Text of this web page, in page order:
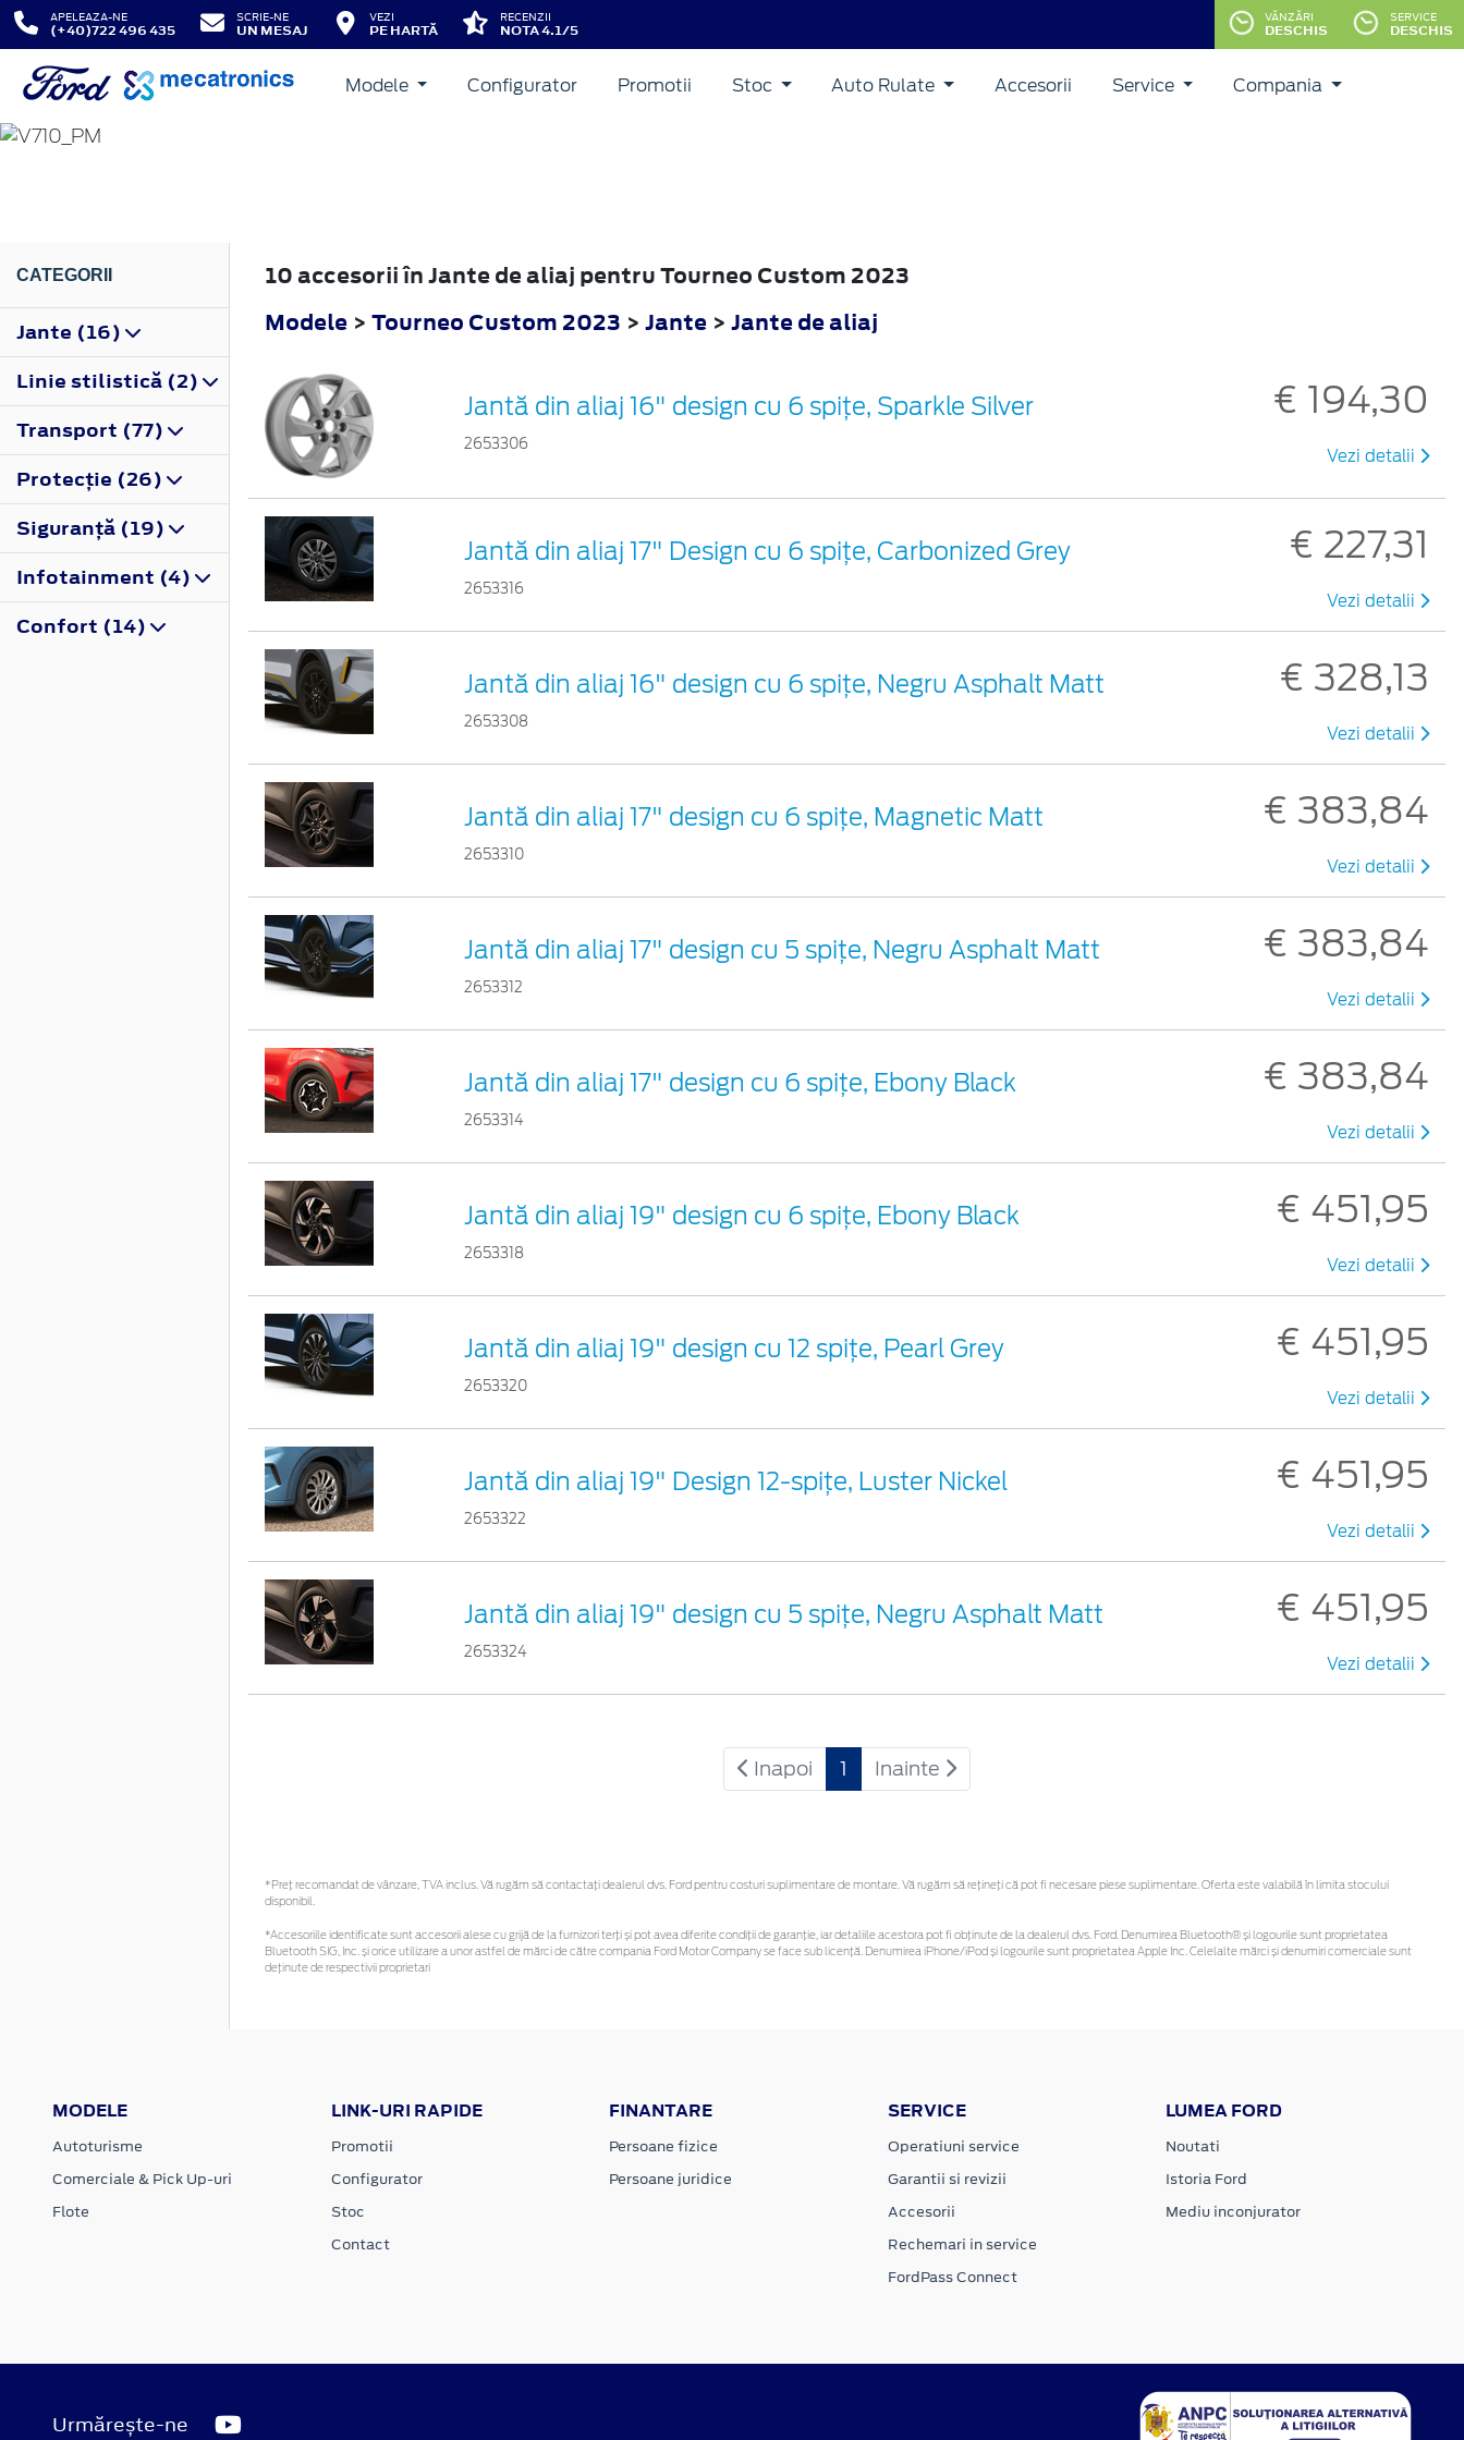
APELEAZA-NE
(+40)722 496 435
SCRIE-NE
UN MESAJ
VEZI
PE HARTĂ
RECENZII
NOTA 4.1/5
VĂNZĂRI
DESCHIS
SERVICE
DESCHIS
Modele Configurator Promotii Stoc Auto Rulate Accesorii Service Compania
TOURNEO CUSTOM
CATEGORII
Jante (16)
Linie stilistică (2)
Transport (77)
Protecţie (26)
Siguranţă (19)
Infotainment (4)
Confort (14)
10 accesorii în Jante de aliaj pentru Tourneo Custom 2023
Modele > Tourneo Custom 2023 > Jante > Jante de aliaj
Jantă din aliaj 16" design cu 6 spițe, Sparkle Silver
2653306
€ 194,30
Vezi detalii
Jantă din aliaj 17" Design cu 6 spițe, Carbonized Grey
2653316
€ 227,31
Vezi detalii
Jantă din aliaj 16" design cu 6 spițe, Negru Asphalt Matt
2653308
€ 328,13
Vezi detalii
Jantă din aliaj 17" design cu 6 spiţe, Magnetic Matt
2653310
€ 383,84
Vezi detalii
Jantă din aliaj 17" design cu 5 spițe, Negru Asphalt Matt
2653312
€ 383,84
Vezi detalii
Jantă din aliaj 17" design cu 6 spițe, Ebony Black
2653314
€ 383,84
Vezi detalii
Jantă din aliaj 19" design cu 6 spițe, Ebony Black
2653318
€ 451,95
Vezi detalii
Jantă din aliaj 19" design cu 12 spițe, Pearl Grey
2653320
€ 451,95
Vezi detalii
Jantă din aliaj 19" Design 12-spiţe, Luster Nickel
2653322
€ 451,95
Vezi detalii
Jantă din aliaj 19" design cu 5 spițe, Negru Asphalt Matt
2653324
€ 451,95
Vezi detalii
Inapoi 1 Inainte
*Preţ recomandat de vânzare, TVA inclus. Vă rugăm să contactaţi dealerul dvs. Ford pentru costuri suplimentare de montare. Vă rugăm să rețineți că pot fi necesare piese suplimentare. Oferta este valabilă în limita stocului
disponibil.
*Accesoriile identificate sunt accesorii alese cu grijă de la furnizori terți și pot avea diferite condiții de garanție, iar detaliile acestora pot fi obținute de la dealerul dvs. Ford. Denumirea Bluetooth® și logourile sunt proprietatea
Bluetooth SIG, Inc. și orice utilizare a unor astfel de mărci de către compania Ford Motor Company se face sub licență. Denumirea iPhone/iPod și logourile sunt proprietatea Apple Inc. Celelalte mărci și denumiri comerciale sunt
deținute de respectivii proprietari
MODELE
Autoturisme
Comerciale & Pick Up-uri
Flote
LINK-URI RAPIDE
Promotii
Configurator
Stoc
Contact
FINANTARE
Persoane fizice
Persoane juridice
SERVICE
Operatiuni service
Garantii si revizii
Accesorii
Rechemari in service
FordPass Connect
LUMEA FORD
Noutati
Istoria Ford
Mediu inconjurator
Urmărește-ne